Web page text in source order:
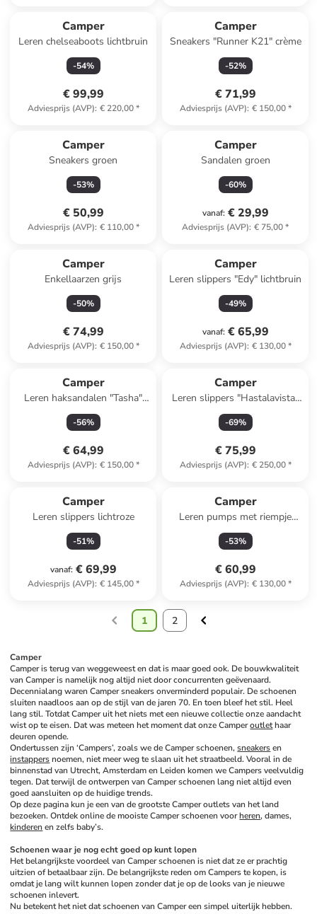
Camper
Leren chelseaboots lichtbruin
-54%
€ 99,99
Adviesprijs (AVP): € 220,00*
Camper
Sneakers "Runner K21" crème
-52%
€ 71,99
Adviesprijs (AVP): € 150,00*
Camper
Sneakers groen
-53%
€ 50,99
Adviesprijs (AVP): € 110,00*
Camper
Sandalen groen
-60%
vanaf: € 29,99
Adviesprijs (AVP): € 75,00*
Camper
Enkellaarzen grijs
-50%
€ 74,99
Adviesprijs (AVP): € 150,00*
Camper
Leren slippers "Edy" lichtbruin
-49%
vanaf: € 65,99
Adviesprijs (AVP): € 130,00*
Camper
Leren haksandalen "Tasha"
zwart
-56%
€ 64,99
Adviesprijs (AVP): € 150,00*
Camper
Leren slippers "Hastalavista"
lichtblauw
-69%
€ 75,99
Adviesprijs (AVP): € 250,00*
Camper
Leren slippers lichtroze
-51%
vanaf: € 69,99
Adviesprijs (AVP): € 145,00*
Camper
Leren pumps met riempje
rood
-53%
€ 60,99
Adviesprijs (AVP): € 130,00*
1 2
Camper
Camper is terug van weggeweest en dat is maar goed ook. De bouwkwaliteit
van Camper is namelijk nog altijd niet door concurrenten geëvenaard.
Decennialang waren Camper sneakers onverminderd populair. De schoenen
sluiten naadloos aan op de stijl van de jaren 70. En toen bleef het stil. Heel
lang stil. Totdat Camper uit het niets met een nieuwe collectie onze aandacht
wist op te eisen. Dat was meteen het moment dat onze Camper outlet haar
deuren opende.
Ondertussen zijn ‘Campers’, zoals we de Camper schoenen, sneakers
instappers noemen, niet meer weg te slaan uit het straatbeeld. Vooral in de
binnenstad van Utrecht, Amsterdam en Leiden komen we Campers veelvuldig
tegen. Dat terwijl de ontwerpen van Camper schoenen lang niet altijd even
goed aansluiten op de huidige trends.
Op deze pagina kun je een van de grootste Camper outlets van het land
bezoeken. Ontdek online de mooiste Camper schoenen voor heren
kinderen en zelfs baby’s.
Schoenen waar je nog echt goed op kunt lopen
Het belangrijkste voordeel van Camper schoenen is niet dat ze er prachtig
uitzien of betaalbaar zijn. De belangrijkste reden om Campers te kopen, is
omdat je lang wilt kunnen lopen zonder dat je op de looks van je nieuwe
schoenen inlevert.
Nu betekent het niet dat schoenen van Camper een simpel uiterlijk hebben.